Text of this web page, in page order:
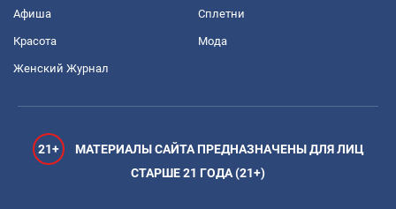
Афиша Сплетни
Красота Мода
Женский Журнал
21+
МАТЕРИАЛЫ САЙТА ПРЕДНАЗНАЧЕНЫ ДЛЯ ЛИЦ
СТАРШЕ 21 ГОДА (21+)